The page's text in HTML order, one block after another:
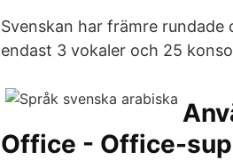
Svenskan har främre
endast 3 vokaler och 25
Office - Office-